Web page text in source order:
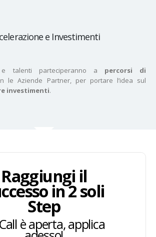
e Investimenti
talenti parteciperanno a percorsi di
le Aziende Partner, per portare l’idea sul
investimenti.
Raggiungi il
in 2 soli
Step
è aperta, applica